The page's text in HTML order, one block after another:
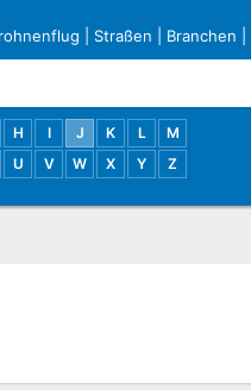
Straßen Branchen
H I J K L
M
U V W X Y Z